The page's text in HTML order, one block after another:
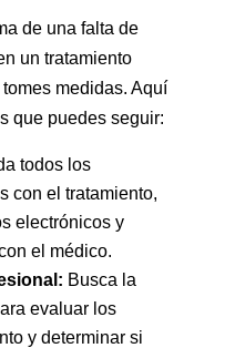
de una falta de
un tratamiento
medidas. Aquí
que puedes seguir:
todos los
con el tratamiento,
electrónicos y
el médico.
Busca la
evaluar los
y determinar si